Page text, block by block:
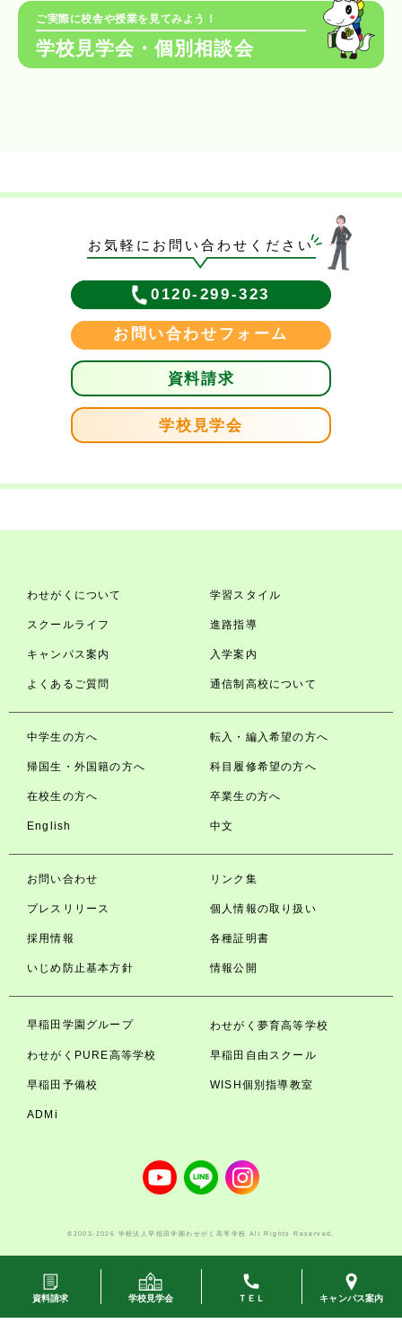
ご実際に校舎や授業を見てみよう！
学校見学会・個別相談会
お気軽にお問い合わせください
0120-299-323
お問い合わせフォーム
資料請求
学校見学会
わせがくについて 学習スタイル
スクールライフ 進路指導
キャンパス案内 入学案内
よくあるご質問 通信制高校について
中学生の方へ 転入・編入希望の方へ
帰国生・外国籍の方へ 科目履修希望の方へ
在校生の方へ 卒業生の方へ
English 中文
資料請求 学校見学会 ＴＥＬ キャンパス案内
お問い合わせ リンク集
プレスリリース 個人情報の取り扱い
採用情報 各種証明書
いじめ防止基本方針 情報公開
早稲田学園グループ わせがく夢育高等学校
わせがくPURE高等学校 早稲田自由スクール
早稲田予備校 WISH個別指導教室
ADMi
©2003-2026 学校法人早稲田学園わせがく高等学校 All Rights Reserved.